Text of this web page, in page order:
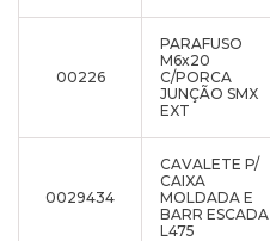
00226
PARAFUSO
M6x20
C/PORCA
JUNÇÃO SMX
EXT
0029434
CAVALETE P/
CAIXA
MOLDADA E
BARR ESCADA
L475